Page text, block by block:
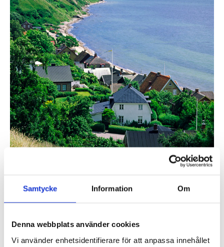
Samtycke Information Om
Denna webbplats använder cookies
Vi använder enhetsidentifierare för att anpassa innehållet
Ven kallas ofta Pärlan i Öresund och har tre gästhamnar med
lite olika karaktär. Bild: Gunnar Magnusson.